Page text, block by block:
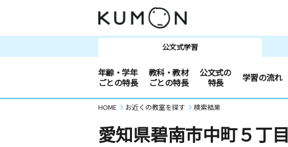
公文式学習
年齢・学年
ごとの特長
教科・教材
ごとの特長
公文式の
特長
学習の流れ
HOME お近くの教室を探す 検索結果
愛知県碧南市中町５丁目